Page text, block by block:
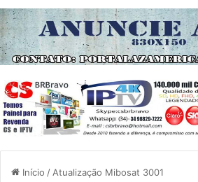
Início / Atualização Mibosat 3001